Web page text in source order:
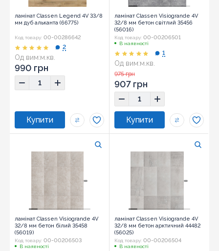
ламінат Classen Legend 4V 33/8
мм дуб альканта (66775)
Код товару: 00-00286642
Од вим:м.кв.
2
990 грн
ламінат Classen Visiogrande 4V
32/8 мм бетон світлий 35456
(56016)
Код товару: 00-00206501
В наявності
Од вим:м.кв.
1
975 грн
907 грн
ламінат Classen Visiogrande 4V
32/8 мм бетон білий 35458
(56019)
Код товару: 00-00206503
В наявності
ламінат Classen Visiogrande 4V
32/8 мм бетон арктичний 44482
(56025)
Код товару: 00-00206504
В наявності